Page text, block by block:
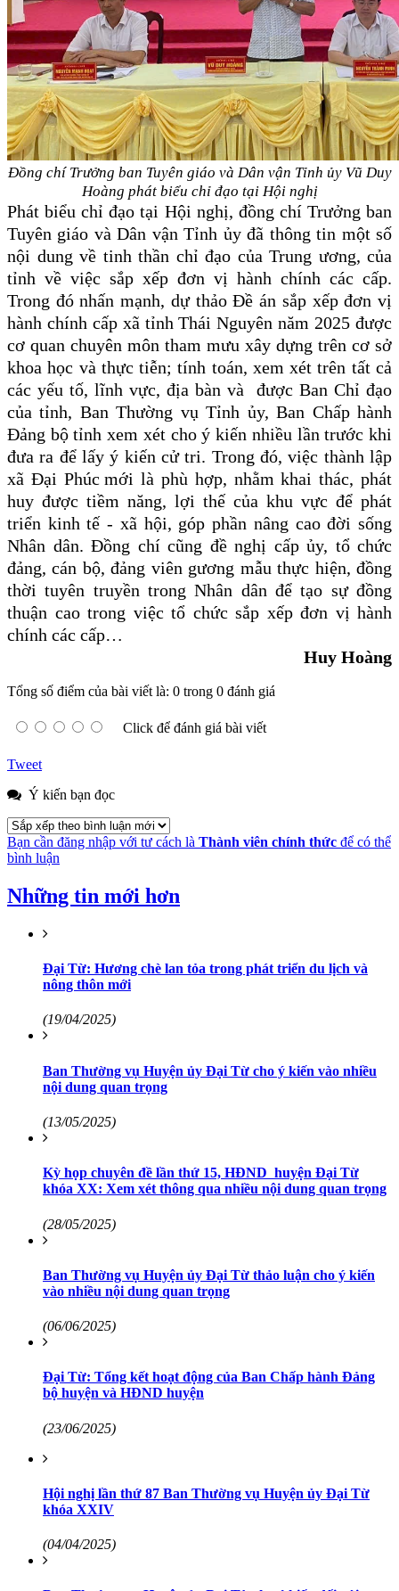
Đồng chí Trưởng ban Tuyên giáo và Dân vận Tỉnh ủy Vũ Duy
Hoàng phát biểu chỉ đạo tại Hội nghị
Phát biểu chỉ đạo tại Hội nghị, đồng chí Trưởng ban
Tuyên giáo và Dân vận Tỉnh ủy đã thông tin một số
nội dung về tinh thần chỉ đạo của Trung ương, của
tỉnh về việc sắp xếp đơn vị hành chính các cấp.
Trong đó nhấn mạnh, dự thảo Đề án sắp xếp đơn vị
hành chính cấp xã tỉnh Thái Nguyên năm 2025 được
cơ quan chuyên môn tham mưu xây dựng trên cơ sở
khoa học và thực tiễn; tính toán, xem xét trên tất cả
các yếu tố, lĩnh vực, địa bàn và được Ban Chỉ đạo
của tỉnh, Ban Thường vụ Tỉnh ủy, Ban Chấp hành
Đảng bộtỉnhxem xét cho ý kiến nhiều lần trước khi
đưa ra để lấy ý kiến cử tri. Trong đó, việc thành lập
xã Đại Phúc mới là phù hợp, nhằm khai thác, phát
huy được tiềm năng, lợi thế của khu vực để phát
triển kinh tế - xã hội, góp phần nâng cao đời sống
Nhân dân. Đồng chí cũng đề nghị cấp ủy, tổ chức
đảng, cán bộ, đảng viên gương mẫu thực hiện, đồng
thời tuyên truyền trong Nhân dân để tạo sự đồng
thuận cao trong việc tổ chức sắp xếp đơn vị hành
chính các cấp…
Huy Hoàng
Tổng số điểm của bài viết là: 0 trong 0 đánh giá
Click để đánh giá bài viết
Tweet
Ý kiến bạn đọc
Bạn cần đăng nhập với tư cách là Thành viên chính thức để có thể
bình luận
Những tin mới hơn
Đại Từ: Hương chè lan tỏa trong phát triển du lịch và
nông thôn mới
(19/04/2025)
Ban Thường vụ Huyện ủy Đại Từ cho ý kiến vào nhiều
nội dung quan trọng
(13/05/2025)
Kỳ họp chuyên đề lần thứ 15, HĐND huyện Đại Từ
khóa XX: Xem xét thông qua nhiều nội dung quan trọng
(28/05/2025)
Ban Thường vụ Huyện ủy Đại Từ thảo luận cho ý kiến
vào nhiều nội dung quan trọng
(06/06/2025)
Đại Từ: Tổng kết hoạt động của Ban Chấp hành Đảng
bộ huyện và HĐND huyện
(23/06/2025)
Hội nghị lần thứ 87 Ban Thường vụ Huyện ủy Đại Từ
khóa XXIV
(04/04/2025)